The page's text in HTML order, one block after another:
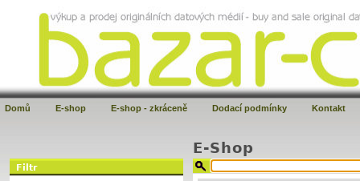
Domů E-shop E-shop - zkráceně Dodací podmínky Kontakt
E-Shop
Filtr